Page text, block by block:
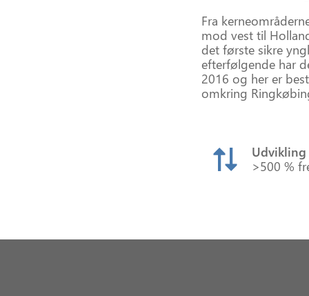
Fra
mod vest til
det første sikre
efterfølgende har
2016 og her er
omkring
Udvikling
>500 %